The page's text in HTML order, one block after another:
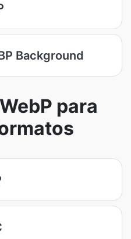
Background
para